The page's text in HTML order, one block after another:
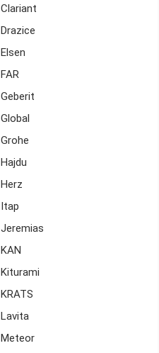
Clariant
Drazice
Elsen
FAR
Geberit
Global
Grohe
Hajdu
Herz
Itap
Jeremias
KAN
Kiturami
KRATS
Lavita
Meteor